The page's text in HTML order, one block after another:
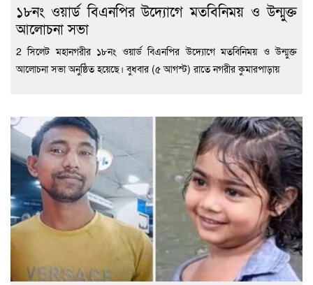
১৮নং ওয়ার্ড বিএনপির উদ্যোগে মতবিনিময় ও উন্মুক্ত
আলোচনা সভা
2 সিলেট মহানগরীর ১৮নং ওয়ার্ড বিএনপির উদ্যোগে মতবিনিময় ও উন্মুক্ত
আলোচনা সভা অনুষ্ঠিত হয়েছে। বুধবার (৫ আগস্ট) রাতে নগরীর কুমারপাড়ায়